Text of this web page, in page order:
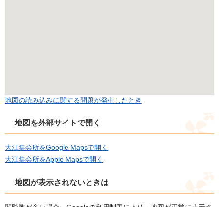
地図の読み込みに関する問題が発生したとき
地図を外部サイトで開く
大江集会所をGoogle Mapsで開く
大江集会所をApple Mapsで開く
地図が表示されないときは